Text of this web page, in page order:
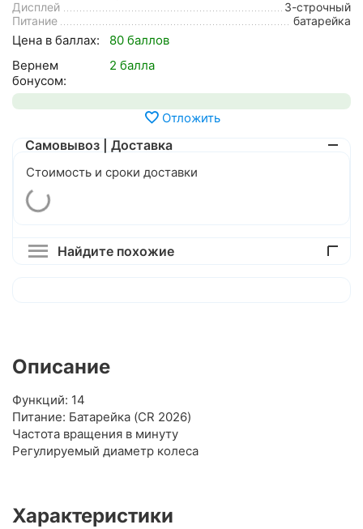
Дисплей
3-строчный
Питание
батарейка
Цена в баллах:
80 баллов
Вернем
бонусом:
2 балла
Отложить
Самовывоз | Доставка
Стоимость и сроки доставки
Найдите похожие
Описание
Функций: 14
Питание: Батарейка (CR 2026)
Частота вращения в минуту
Регулируемый диаметр колеса
Характеристики